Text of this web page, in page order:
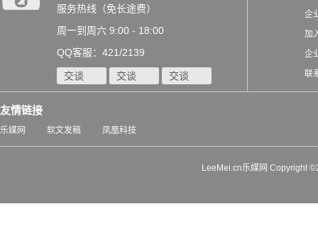
服务热线（免长途费）
周一到周六 9:00 - 18:00
QQ客服：421/2139
交谈 交谈 交谈
企
加
企
联
友情链接
乐媒网 软文发稿 凤凰科技
LeeMei.cn乐媒网 Copyright